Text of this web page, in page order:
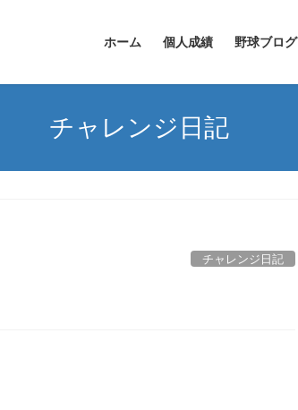
ホーム 個人成績 野球ブログ
チャレンジ日記
チャレンジ日記